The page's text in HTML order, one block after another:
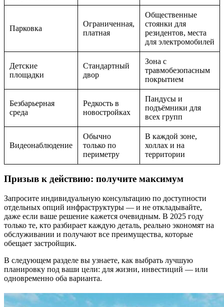
Парковка
Ограниченная,
платная
Общественные
стоянки для
резидентов, места
для электромобилей
Детские
площадки
Стандартный
двор
Зона с
травмобезопасным
покрытием
Безбарьерная
среда
Редкость в
новостройках
Пандусы и
подъёмники для
всех групп
Видеонаблюдение
Обычно
только по
периметру
В каждой зоне,
холлах и на
территории
Призыв к действию: получите максимум
Запросите индивидуальную консультацию по доступности
отдельных опций инфраструктуры — и не откладывайте,
даже если ваше решение кажется очевидным. В 2025 году
только те, кто разбирает каждую деталь, реально экономят на
обслуживании и получают все преимущества, которые
обещает застройщик.
В следующем разделе вы узнаете, как выбрать лучшую
планировку под ваши цели: для жизни, инвестиций — или
одновременно оба варианта.